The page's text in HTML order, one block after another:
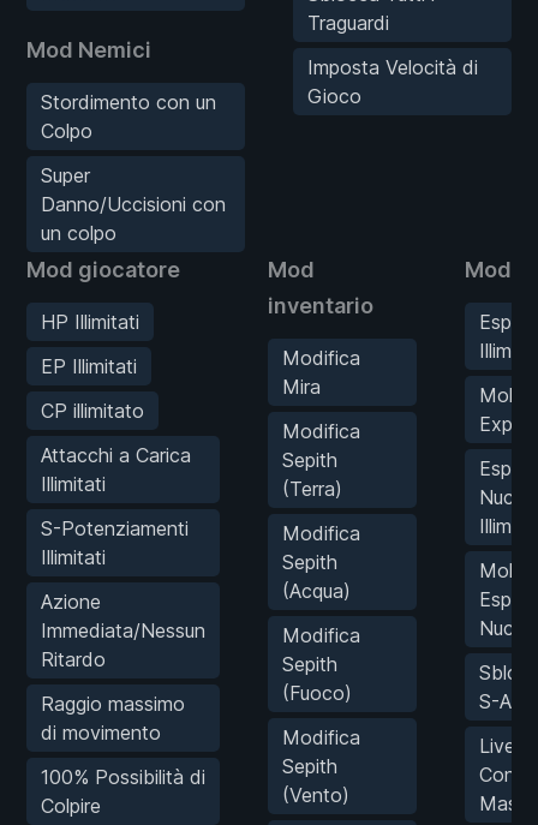
Mod Nemici
Stordimento con un
Colpo
Super
Danno/Uccisioni con
un colpo
Traguardi
Imposta Velocità di
Gioco
Mod giocatore
HP Illimitati
EP Illimitati
CP illimitato
Attacchi a Carica
Illimitati
S-Potenziamenti
Illimitati
Azione
Immediata/Nessun
Ritardo
Raggio massimo
di movimento
100% Possibilità di
Colpire
Mod
inventario
Modifica
Mira
Modifica
Sepith
(Terra)
Modifica
Sepith
(Acqua)
Modifica
Sepith
(Fuoco)
Modifica
Sepith
(Vento)
Mod
Exp
S-